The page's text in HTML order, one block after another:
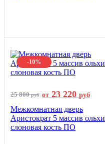
-10%
25 800руб от 23 220 руб
Межкомнатная дверь
Аристократ 5 массив ольхи
слоновая кость ПО